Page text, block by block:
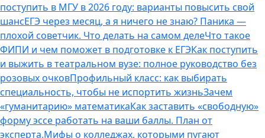
поступить в МГУ в 2026 году: варианты повысить свой
шансЕГЭ через месяц, а я ничего не знаю? Паника —
плохой советчик. Что делать на самом делеЧто такое
ФИПИ и чем поможет в подготовке к ЕГЭКак поступить
и выжить в театральном вузе: полное руководство без
розовых очковПрофильный класс: как выбирать
специальность, чтобы не испортить жизньЗачем
«гуманитарию» математикаКак заставить «свободную»
форму эссе работать на ваши баллы. План от
эксперта.Мифы о колледжах, которыми пугают